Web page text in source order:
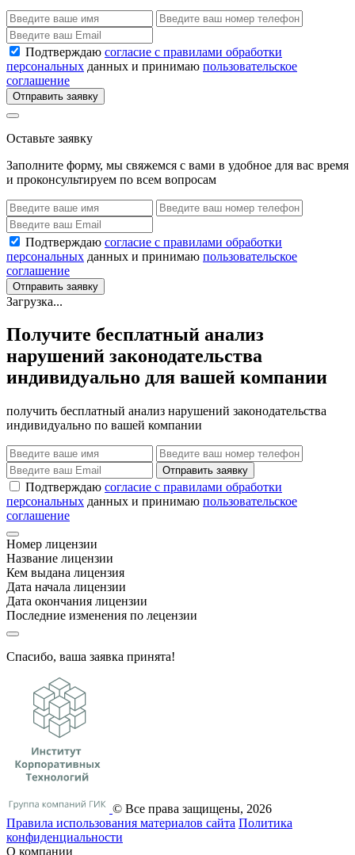
Подтверждаю согласие с правилами обработки
персональных данных и принимаю пользовательское
соглашение
Отправить заявку
Оставьте заявку
Заполните форму, мы свяжемся с вами в удобное для вас время
и проконсультируем по всем вопросам
Подтверждаю согласие с правилами обработки
персональных данных и принимаю пользовательское
соглашение
Отправить заявку
Загрузка...
Получите бесплатный анализ
нарушений законодательства
индивидуально для вашей компании
получить бесплатный анализ нарушений законодательства
индивидуально по вашей компании
Отправить заявку
Подтверждаю согласие с правилами обработки
персональных данных и принимаю пользовательское
соглашение
Номер лицензии
Название лицензии
Кем выдана лицензия
Дата начала лицензии
Дата окончания лицензии
Последние изменения по лецензии
Спасибо, ваша заявка принята!
© Все права защищены, 2026
Правила использования материалов сайта Политика
конфиденциальности
О компании